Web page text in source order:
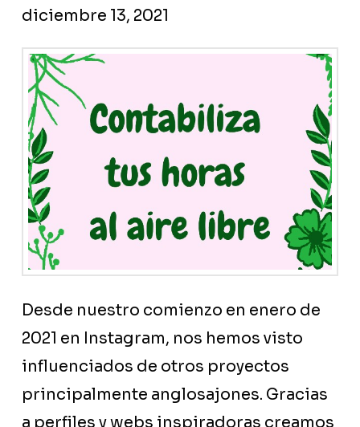
diciembre 13, 2021
Desde nuestro comienzo en enero de
2021 en Instagram, nos hemos visto
influenciados de otros proyectos
principalmente anglosajones. Gracias
a perfiles y webs inspiradoras creamos